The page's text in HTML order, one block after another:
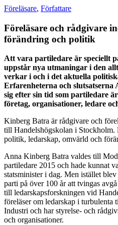
Föreläsare, Författare
Föreläsare och rådgivare
förändring och politik
Att vara partiledare är speciellt
uppstår nya utmaningar i den
verkar i och i det aktuella
Erfarenheterna och
sig efter sin tid som partiledare
företag, organisationer, ledare
Kinberg Batra är rådgivare och
till Handelshögskolan i Stockholm.
politik, ledarskap, omvärld och
Anna Kinberg Batra valdes till
partiledare 2015 och hade kunnat
statsminister i dag. Men istället
parti på över 100 år att tvingas
till ledarskapsforskningen vid
föreläser om ledarskap i
Industri och har styrelse- och
och organisationer.